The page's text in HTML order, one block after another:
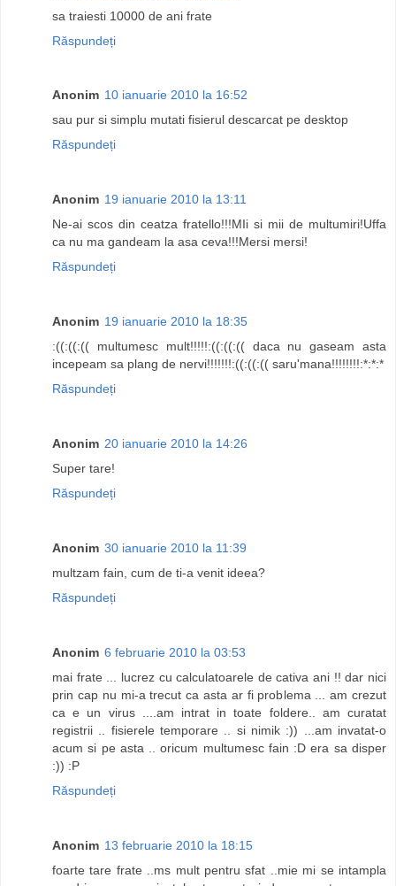
sa traiesti 10000 de ani frate
Răspundeți
Anonim 10 ianuarie 2010 la 16:52
sau pur si simplu mutati fisierul descarcat pe desktop
Răspundeți
Anonim 19 ianuarie 2010 la 13:11
Ne-ai scos din ceatza fratello!!!MIi si mii de multumiri!Uffa
ca nu ma gandeam la asa ceva!!!Mersi mersi!
Răspundeți
Anonim 19 ianuarie 2010 la 18:35
:((:((:(( multumesc mult!!!!!:((:((:(( daca nu gaseam asta
incepeam sa plang de nervi!!!!!!!:((:((:(( saru'mana!!!!!!!!:*:*:*
Răspundeți
Anonim 20 ianuarie 2010 la 14:26
Super tare!
Răspundeți
Anonim 30 ianuarie 2010 la 11:39
multzam fain, cum de ti-a venit ideea?
Răspundeți
Anonim 6 februarie 2010 la 03:53
mai frate ... lucrez cu calculatoarele de cativa ani !! dar nici
prin cap nu mi-a trecut ca asta ar fi problema ... am crezut
ca e un virus ....am intrat in toate foldere.. am curatat
registrii .. fisierele temporare .. si nimik :)) ...am invatat-o
acum si pe asta .. oricum multumesc fain :D era sa disper
:)) :P
Răspundeți
Anonim 13 februarie 2010 la 18:15
foarte tare frate ..ms mult pentru sfat ..mie mi se intampla